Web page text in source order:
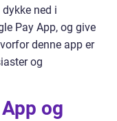
ned i
Pay App, og give
denne app er
og
og